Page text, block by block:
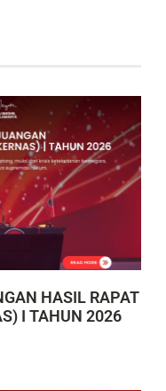
HASIL RAPAT
I TAHUN 2026